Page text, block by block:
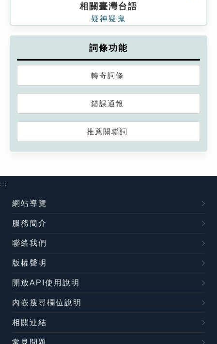
相關臺灣台語
疑神疑鬼
詞條功能
轉寄詞條
錯誤通報
推薦關聯詞
:::
網站導覽
服務簡介
聯絡我們
版權聲明
開放API使用說明
內嵌搜尋欄位說明
相關連結
常見問題